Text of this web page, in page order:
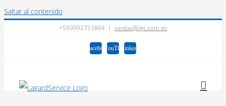
Saltar al contenido
+593992753804 | ventas@lgs.com.ec
FacebookYouTubeLinkedIn